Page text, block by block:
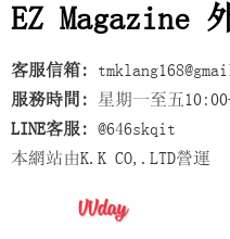
EZ Magazine
客服信箱:
服務時間: 星期一至五
LINE客服: @646skqit
本網站由K.K CO,.LTD營運